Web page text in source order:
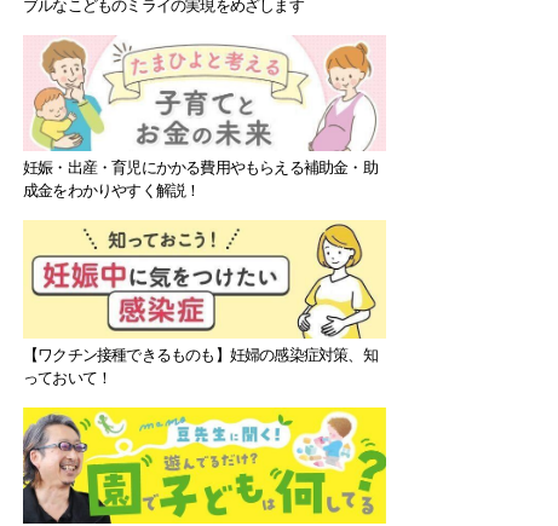
ブルなこどものミライの実現をめざします
妊娠・出産・育児にかかる費用やもらえる補助金・助
成金をわかりやすく解説！
【ワクチン接種できるものも】妊婦の感染症対策、知
っておいて！